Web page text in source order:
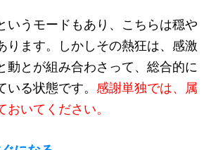
うモードもあり、こちらは穏や
ります。しかしその熱狂は、感激
動とが組み合わさって、総合的に
る状態です。 感謝単独では、属
いてください。